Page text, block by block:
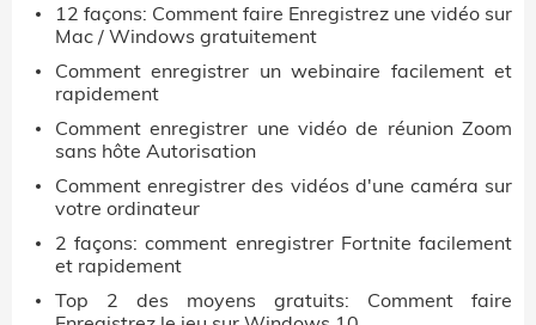
12 façons: Comment faire Enregistrez une vidéo sur
Mac / Windows gratuitement
Comment enregistrer un webinaire facilement et
rapidement
Comment enregistrer une vidéo de réunion Zoom
sans hôte Autorisation
Comment enregistrer des vidéos d'une caméra sur
votre ordinateur
2 façons: comment enregistrer Fortnite facilement
et rapidement
Top 2 des moyens gratuits: Comment faire